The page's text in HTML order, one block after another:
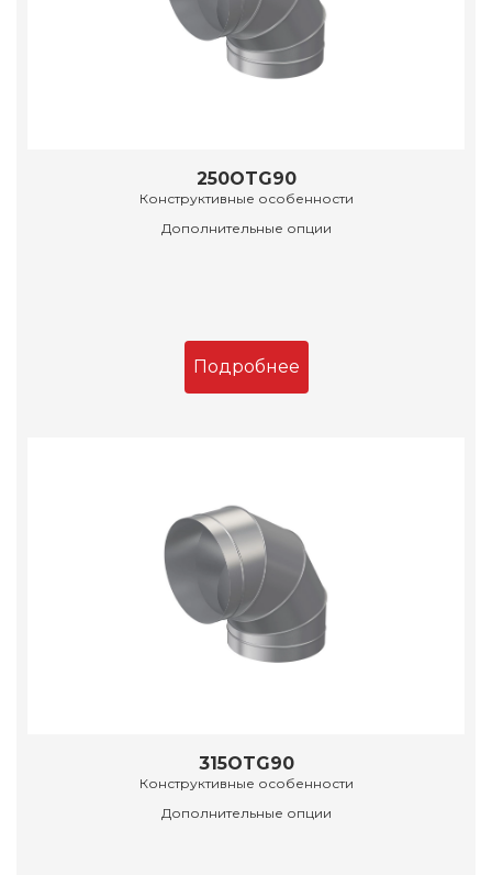
250OTG90
Конструктивные особенности
Дополнительные опции
Подробнее
315OTG90
Конструктивные особенности
Дополнительные опции